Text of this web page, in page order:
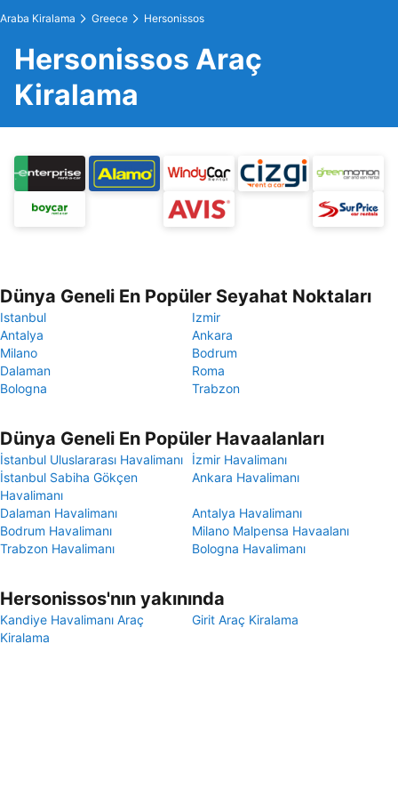
Araba Kiralama Greece Hersonissos
Hersonissos Araç
Kiralama
Dünya Geneli En Popüler Seyahat Noktaları
Istanbul
Izmir
Antalya
Ankara
Milano
Bodrum
Dalaman
Roma
Bologna
Trabzon
Dünya Geneli En Popüler Havaalanları
İstanbul Uluslararası Havalimanı
İzmir Havalimanı
İstanbul Sabiha Gökçen
Havalimanı
Ankara Havalimanı
Dalaman Havalimanı
Antalya Havalimanı
Bodrum Havalimanı
Milano Malpensa Havaalanı
Trabzon Havalimanı
Bologna Havalimanı
Hersonissos'nın yakınında
Kandiye Havalimanı Araç
Kiralama
Girit Araç Kiralama